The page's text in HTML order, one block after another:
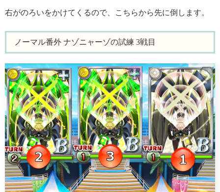
右がのろいをかけてくるので、こちらから先に倒します。
ノーマル番外 ナゾニャーゾの試練 3戦目